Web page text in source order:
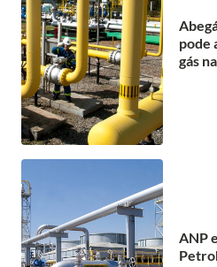
pode
gás
ANP